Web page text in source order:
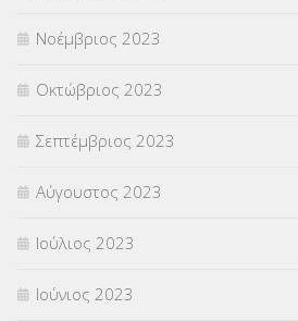
Νοέμβριος 2023
Οκτώβριος 2023
Σεπτέμβριος 2023
Αύγουστος 2023
Ιούλιος 2023
Ιούνιος 2023